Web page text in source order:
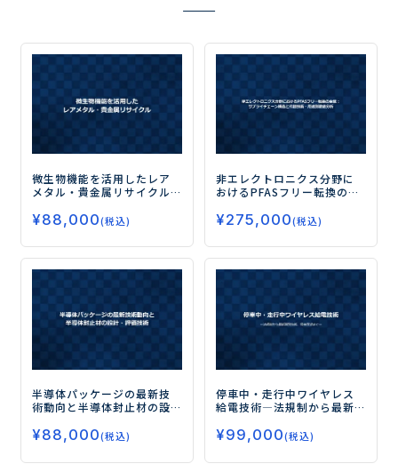
微生物機能を活用したレア
メタル・貴金属リサイクル
シーズー
¥88,000(税込)
非エレクトロニクス分野に
おけるPFASフリー転換の全
と代替技術・用途別徹底分
¥275,000(税込)
半導体パッケージの最新技
術動向と半導体封止材の設
¥88,000(税込)
停車中・走行中ワイヤレス
給電技術―法規制から最新
¥99,000(税込)